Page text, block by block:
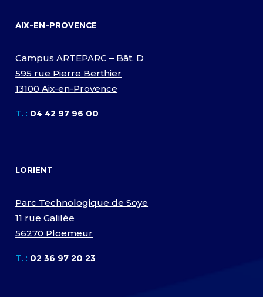
AIX-EN-PROVENCE
Campus ARTEPARC – Bât. D
595 rue Pierre Berthier
13100 Aix-en-Provence
T. : 04 42 97 96 00
LORIENT
Parc Technologique de Soye
11 rue Galilée
56270 Ploemeur
T. : 02 36 97 20 23